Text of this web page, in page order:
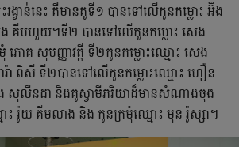
ង្វាន់នេះ គឺមានគូទី១ បានទៅលើកូនកម្លោះ អ៊ឹង
គីមហួយ។ទី២ បានទៅលើកូនកម្លោះ សេង
ភោគ សុបញ្ញាវត្តី ទី២កូនកម្លោះឈ្មោះ សេង
រ៉ា ពិសី ទី២បានទៅលើកូនកម្លោះឈ្មោះ ហឿន
សុលីនដា និងគូស្វាមីភរិយាដ៏មានសំណាងចុង
ះ រ៉ូយ គីមលាង និង កូនក្រមុំឈ្មោះ មុន រ៉ូស្សា។